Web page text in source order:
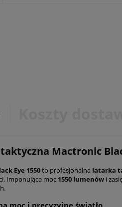
Mactronic
Eye 1550to profesjonalna latarka
Imponująca moc 1550 lumenów i